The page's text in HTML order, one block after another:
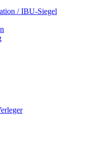
/ IBU-Siegel